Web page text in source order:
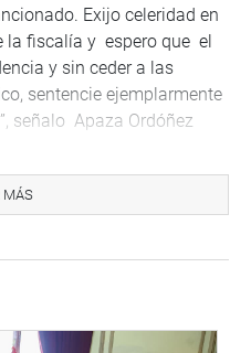
Exijo celeridad en
la fiscalía y espero que el
y sin ceder a las
sentencie ejemplarmente
señalo Apaza Ordóñez
de Tambo, para la
propósitos que la
a la vida y la agricultura
a sus familias y a
MÁS